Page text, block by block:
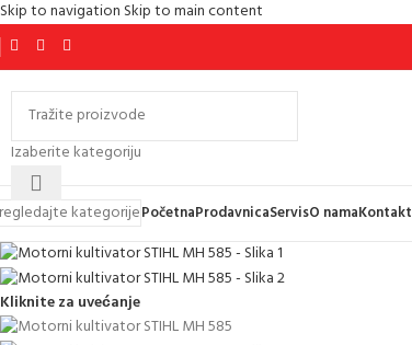
Skip to navigation Skip to main content
Izaberite kategoriju
kategorijePočetnaProdavnicaServisO namaKontakt
Kliknite za uvećanje